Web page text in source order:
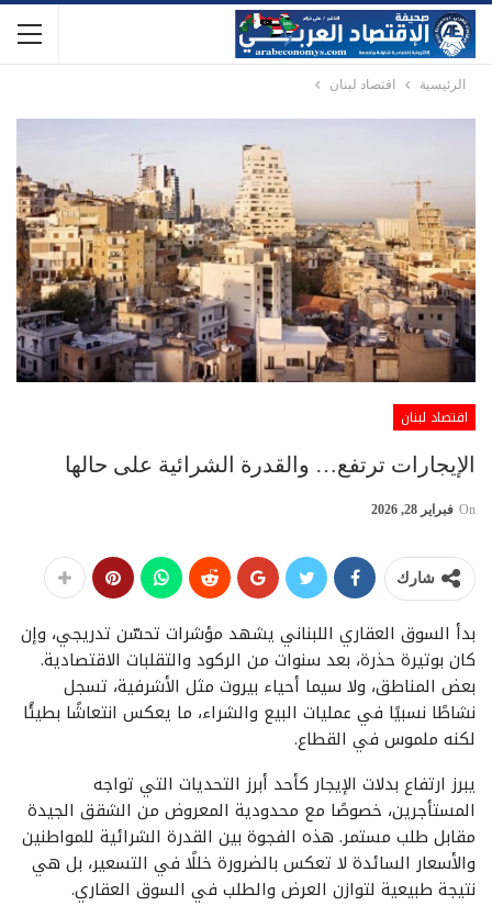
الرئيسية اقتصاد لبنان
اقتصاد لبنان
الإيجارات ترتفع… والقدرة الشرائية على حالها
On فبراير 28, 2026
شارك
بدأ السوق العقاري اللبناني يشهد مؤشرات تحسّن تدريجي، وإن
كان بوتيرة حذرة، بعد سنوات من الركود والتقلبات الاقتصادية.
بعض المناطق، ولا سيما أحياء بيروت مثل الأشرفية، تسجل
نشاطًا نسبيًا في عمليات البيع والشراء، ما يعكس انتعاشًا بطيئًا
لكنه ملموس في القطاع.
يبرز ارتفاع بدلات الإيجار كأحد أبرز التحديات التي تواجه
المستأجرين، خصوصًا مع محدودية المعروض من الشقق الجيدة
مقابل طلب مستمر. هذه الفجوة بين القدرة الشرائية للمواطنين
والأسعار السائدة لا تعكس بالضرورة خللًا في التسعير، بل هي
نتيجة طبيعية لتوازن العرض والطلب في السوق العقاري.